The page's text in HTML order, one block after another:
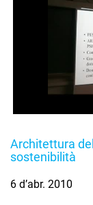
Architettura
sostenibilità
6 d’abr. 2010